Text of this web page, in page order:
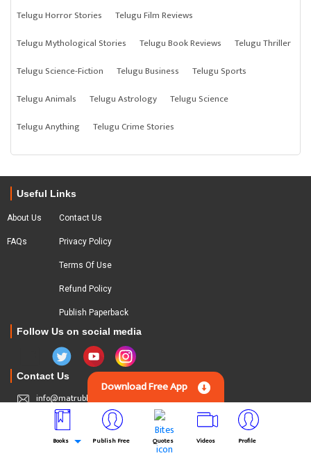
Telugu Horror Stories
Telugu Film Reviews
Telugu Mythological Stories
Telugu Book Reviews
Telugu Thriller
Telugu Science-Fiction
Telugu Business
Telugu Sports
Telugu Animals
Telugu Astrology
Telugu Science
Telugu Anything
Telugu Crime Stories
Useful Links
About Us
FAQs
Contact Us
Privacy Policy
Terms Of Use
Refund Policy
Publish Paperback
Follow Us on social media
Contact Us
info@matrubharti.com
Download Mobile App
Download On Play Store
Download Free App
Books Publish Free Quotes Videos Profile